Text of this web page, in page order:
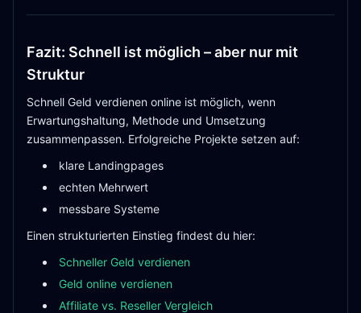
Fazit: Schnell ist möglich – aber nur mit
Struktur
Schnell Geld verdienen online ist möglich, wenn
Erwartungshaltung, Methode und Umsetzung
zusammenpassen. Erfolgreiche Projekte setzen auf:
klare Landingpages
echten Mehrwert
messbare Systeme
Einen strukturierten Einstieg findest du hier:
Schneller Geld verdienen
Geld online verdienen
Affiliate vs. Reseller Vergleich